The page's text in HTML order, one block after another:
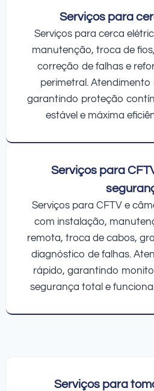
Serviços para
Serviços para cerca
manutenção, troca de
correção de falhas e
perimetral.
garantindo proteção
estável e máxima
Serviços para
Serviços para CFTV e
com instalação,
remota, troca de cabos,
diagnóstico de falhas.
rápido, garantindo
segurança total e
Serviços para